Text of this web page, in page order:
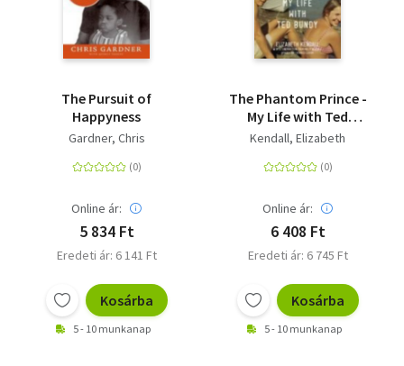
The Pursuit of
Happyness
Gardner, Chris
Online ár:
5 834 Ft
Eredeti ár: 6 141 Ft
Kosárba
5 - 10 munkanap
The Phantom Prince -
My Life with Ted
Bundy, Updated and
Kendall, Elizabeth
Online ár:
6 408 Ft
Eredeti ár: 6 745 Ft
Kosárba
5 - 10 munkanap